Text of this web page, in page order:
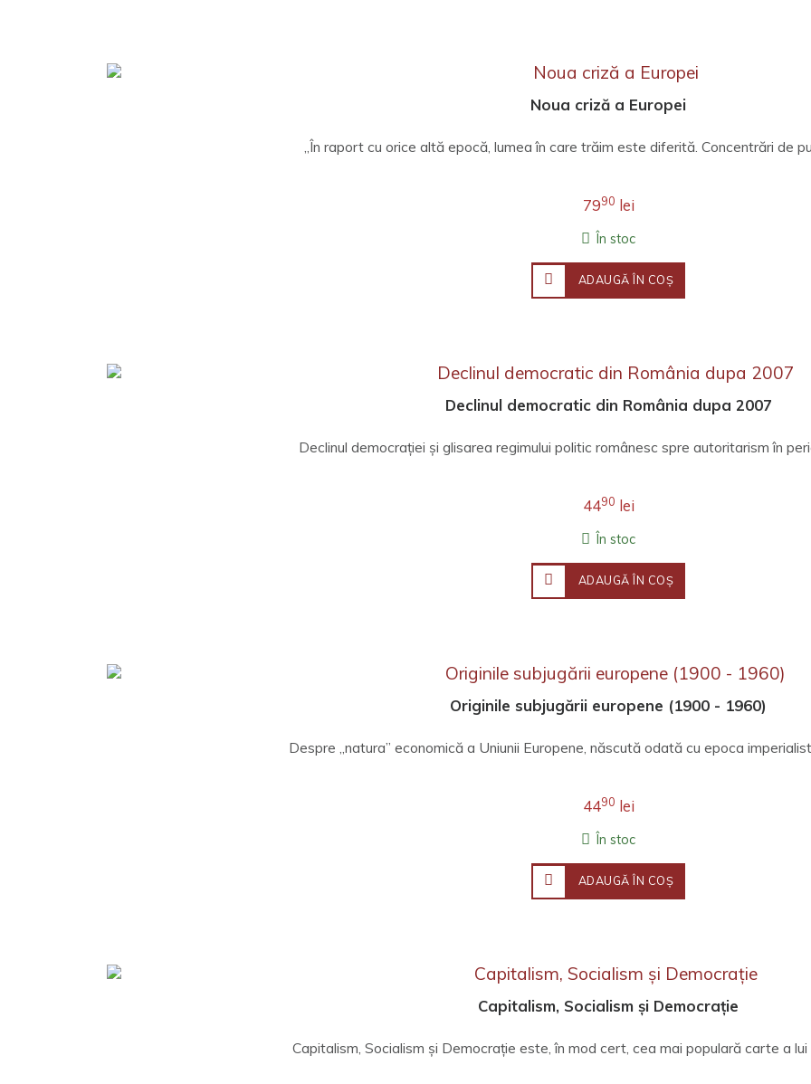
Noua criză a Europei
„În raport cu orice altă epocă, lumea în care trăim este diferită. Concentrări de
7990 lei
În stoc
ADAUGĂ ÎN COŞ
Declinul democratic din România dupa 2007
Declinul democrației și glisarea regimului politic românesc spre autoritarism în
4490 lei
În stoc
ADAUGĂ ÎN COŞ
Originile subjugării europene (1900 - 1960)
Despre „natura” economică a Uniunii Europene, născută odată cu epoca
4490 lei
În stoc
ADAUGĂ ÎN COŞ
Capitalism, Socialism și Democrație
Capitalism, Socialism și Democrație este, în mod cert, cea mai populară carte a lui